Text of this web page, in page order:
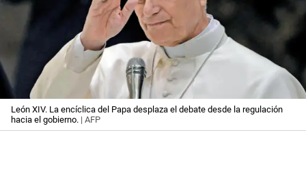
León XIV. La encíclica del Papa desplaza el debate desde la regulación
hacia el gobierno. | AFP